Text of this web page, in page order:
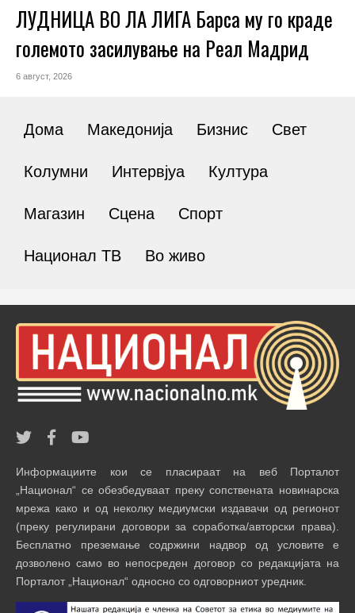
ЛУДНИЦА ВО ЛА ЛИГА Барса му го краде
големото засилување на Реал Мадрид
6 август, 2026
Дома Македонија Бизнис Свет
Колумни Интервјуа Култура
Магазин Сцена Спорт
Национал ТВ Во живо
Информациите кои се пласираат на веб Порталот
„Национал“ се обезбедуваат преку сопствената новинарска
мрежа како и од неколку медиумски издавачи од регионот
(преку регулирани договори за соработка/авторски права).
Бесплатно преземање содржини надвор од условите е
дозволено само во непосреден договор со редакцијата на
Порталот „Национал“ односно со одговорниот уредник.